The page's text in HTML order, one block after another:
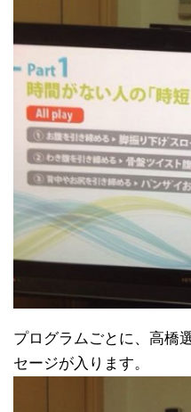
プログラムごとに、高橋
セージが入ります。